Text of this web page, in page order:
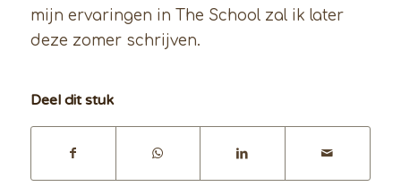
mijn ervaringen in The School zal ik later
deze zomer schrijven.
Deel dit stuk